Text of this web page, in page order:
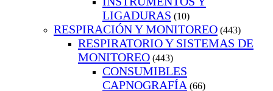
LIGADURAS (10)
RESPIRACIÓN Y MONITOREO (443)
RESPIRATORIO Y SISTEMAS DE
MONITOREO (443)
CONSUMIBLES
CAPNOGRAFÍA (66)